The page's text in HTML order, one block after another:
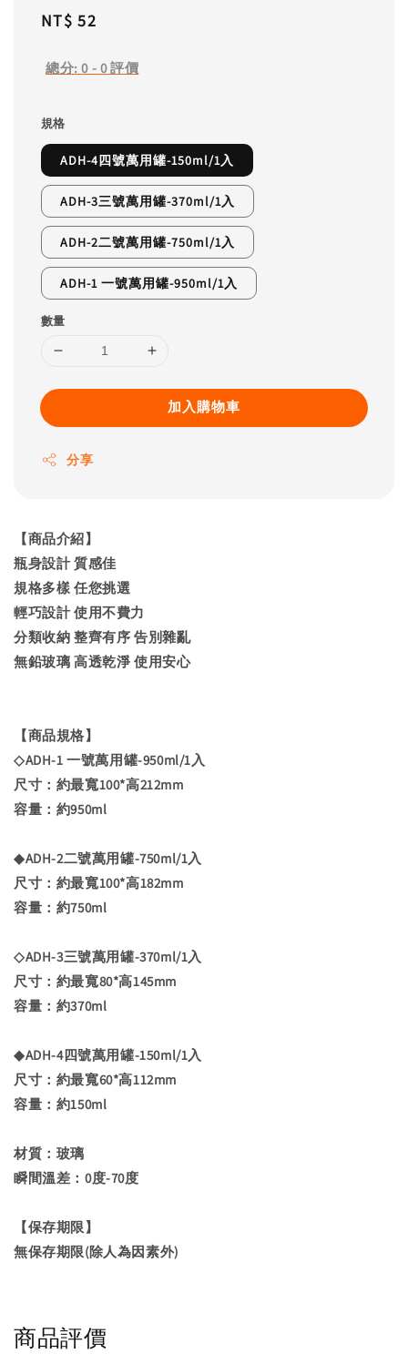
Regular
NT$ 52
總分:0 - 0評價
規格
ADH-4四號萬用罐-150ml/1入
ADH-3三號萬用罐-370ml/1入
ADH-2二號萬用罐-750ml/1入
ADH-1 一號萬用罐-950ml/1入
數量
加入購物車
分享
【商品介紹】
瓶身設計 質感佳
規格多樣 任您挑選
輕巧設計 使用不費力
分類收納 整齊有序 告別雜亂
無鉛玻璃 高透乾淨 使用安心
【商品規格】
◇ADH-1 一號萬用罐-950ml/1入
尺寸：約最寬100*高212mm
容量：約950ml
◆ADH-2二號萬用罐-750ml/1入
尺寸：約最寬100*高182mm
容量：約750ml
◇ADH-3三號萬用罐-370ml/1入
尺寸：約最寬80*高145mm
容量：約370ml
◆ADH-4四號萬用罐-150ml/1入
尺寸：約最寬60*高112mm
容量：約150ml
材質：玻璃
瞬間溫差：0度-70度
【保存期限】
無保存期限(除人為因素外)
商品評價